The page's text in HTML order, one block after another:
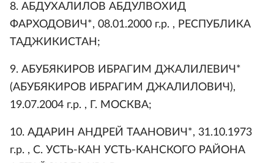
8. АБДУХАЛИЛОВ АБДУЛВОХИД
ФАРХОДОВИЧ*, 08.01.2000 г.р. , РЕСПУБЛИКА
ТАДЖИКИСТАН;
9. АБУБЯКИРОВ ИБРАГИМ ДЖАЛИЛЕВИЧ*
(АБУБЯКИРОВ ИБРАГИМ ДЖАЛИЛОВИЧ),
19.07.2004 г.р. , Г. МОСКВА;
10. АДАРИН АНДРЕЙ ТААНОВИЧ*, 31.10.1973
г.р. , С. УСТЬ-КАН УСТЬ-КАНСКОГО РАЙОНА